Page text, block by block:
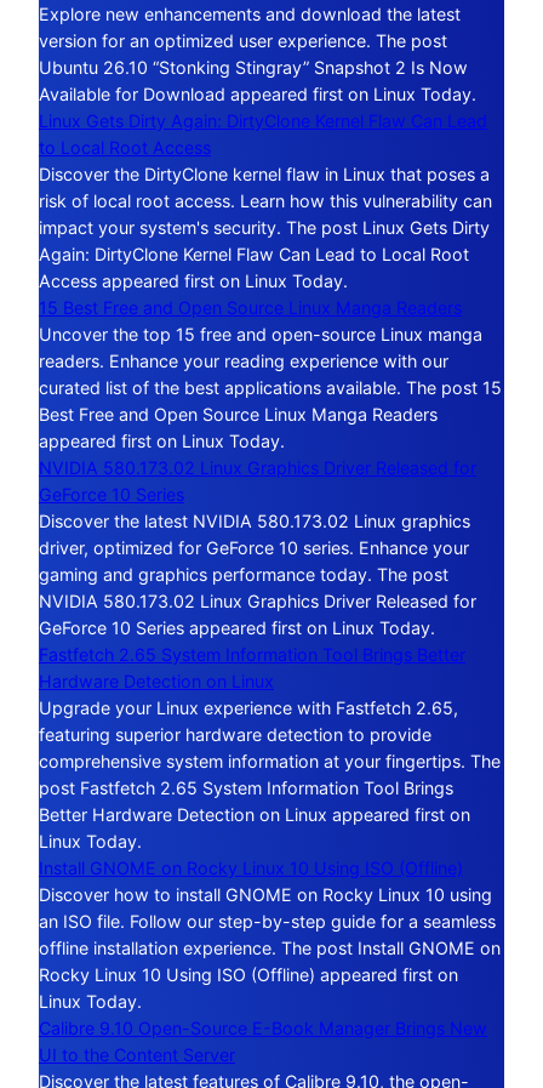
Explore new enhancements and download the latest
version for an optimized user experience. The post
Ubuntu 26.10 “Stonking Stingray” Snapshot 2 Is Now
Available for Download appeared first on Linux Today.
Linux Gets Dirty Again: DirtyClone Kernel Flaw Can Lead
to Local Root Access
Discover the DirtyClone kernel flaw in Linux that poses a
risk of local root access. Learn how this vulnerability can
impact your system's security. The post Linux Gets Dirty
Again: DirtyClone Kernel Flaw Can Lead to Local Root
Access appeared first on Linux Today.
15 Best Free and Open Source Linux Manga Readers
Uncover the top 15 free and open-source Linux manga
readers. Enhance your reading experience with our
curated list of the best applications available. The post 15
Best Free and Open Source Linux Manga Readers
appeared first on Linux Today.
NVIDIA 580.173.02 Linux Graphics Driver Released for
GeForce 10 Series
Discover the latest NVIDIA 580.173.02 Linux graphics
driver, optimized for GeForce 10 series. Enhance your
gaming and graphics performance today. The post
NVIDIA 580.173.02 Linux Graphics Driver Released for
GeForce 10 Series appeared first on Linux Today.
Fastfetch 2.65 System Information Tool Brings Better
Hardware Detection on Linux
Upgrade your Linux experience with Fastfetch 2.65,
featuring superior hardware detection to provide
comprehensive system information at your fingertips. The
post Fastfetch 2.65 System Information Tool Brings
Better Hardware Detection on Linux appeared first on
Linux Today.
Install GNOME on Rocky Linux 10 Using ISO (Offline)
Discover how to install GNOME on Rocky Linux 10 using
an ISO file. Follow our step-by-step guide for a seamless
offline installation experience. The post Install GNOME on
Rocky Linux 10 Using ISO (Offline) appeared first on
Linux Today.
Calibre 9.10 Open-Source E-Book Manager Brings New
UI to the Content Server
Discover the latest features of Calibre 9.10, the open-